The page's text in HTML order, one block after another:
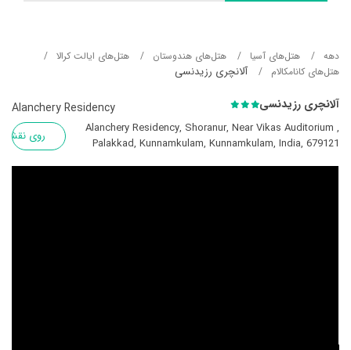
دهه هتل‌های آسيا هتل‌های هندوستان
هتل‌های ایالت کرالا
هتل‌های کانامکالام
آلانچری رزیدنسی
آلانچری رزیدنسی Alanchery Residency
Alanchery Residency, Shoranur, Near Vikas Auditorium ,
Palakkad, Kunnamkulam, Kunnamkulam, India, 679121
روی نقشه